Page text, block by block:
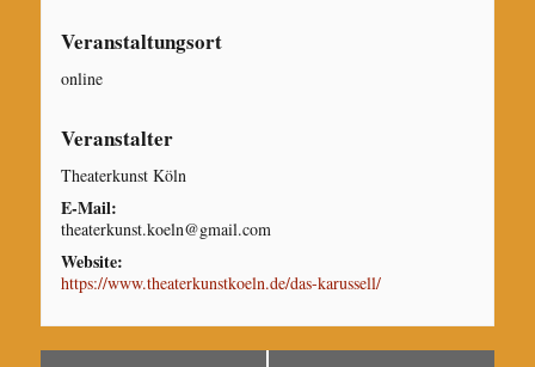
Veranstaltungsort
online
Veranstalter
Theaterkunst Köln
E-Mail:
theaterkunst.koeln@gmail.com
Website:
https://www.theaterkunstkoeln.de/das-karussell/